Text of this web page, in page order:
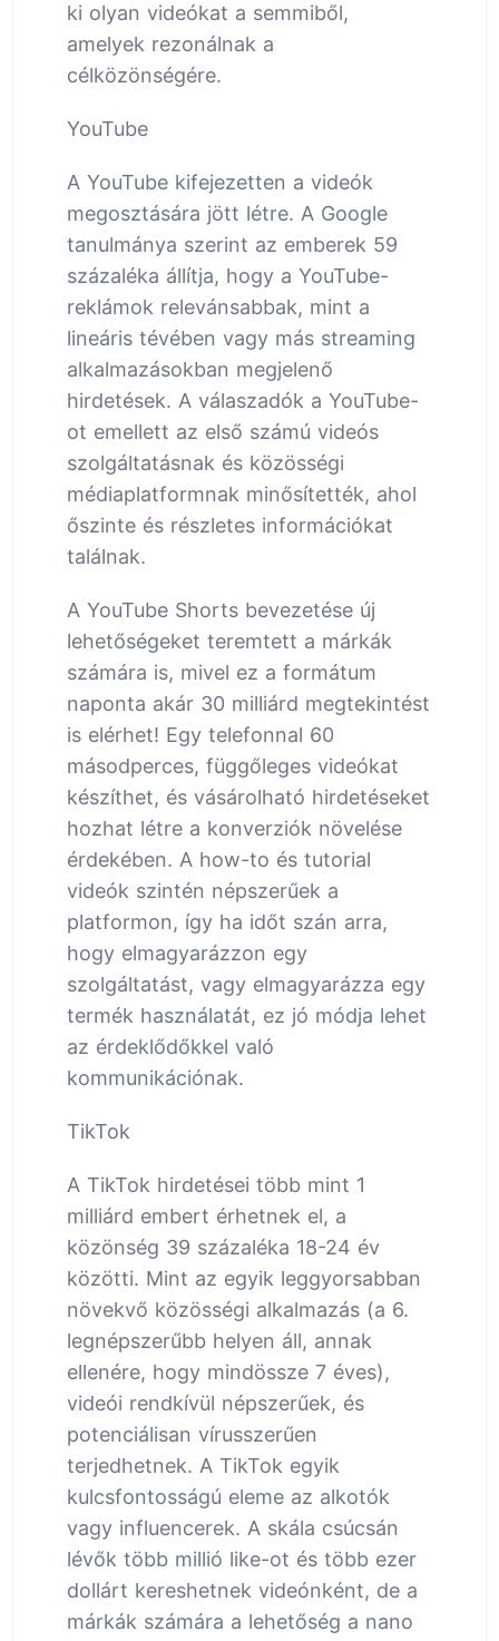
ki olyan videókat a semmiből,
amelyek rezonálnak a
célközönségére.
YouTube
A YouTube kifejezetten a videók
megosztására jött létre. A Google
tanulmánya szerint az emberek 59
százaléka állítja, hogy a YouTube-
reklámok relevánsabbak, mint a
lineáris tévében vagy más streaming
alkalmazásokban megjelenő
hirdetések. A válaszadók a YouTube-
ot emellett az első számú videós
szolgáltatásnak és közösségi
médiaplatformnak minősítették, ahol
őszinte és részletes információkat
találnak.
A YouTube Shorts bevezetése új
lehetőségeket teremtett a márkák
számára is, mivel ez a formátum
naponta akár 30 milliárd megtekintést
is elérhet! Egy telefonnal 60
másodperces, függőleges videókat
készíthet, és vásárolható hirdetéseket
hozhat létre a konverziók növelése
érdekében. A how-to és tutorial
videók szintén népszerűek a
platformon, így ha időt szán arra,
hogy elmagyarázzon egy
szolgáltatást, vagy elmagyarázza egy
termék használatát, ez jó módja lehet
az érdeklődőkkel való
kommunikációnak.
TikTok
A TikTok hirdetései több mint 1
milliárd embert érhetnek el, a
közönség 39 százaléka 18-24 év
közötti. Mint az egyik leggyorsabban
növekvő közösségi alkalmazás (a 6.
legnépszerűbb helyen áll, annak
ellenére, hogy mindössze 7 éves),
videói rendkívül népszerűek, és
potenciálisan vírusszerűen
terjedhetnek. A TikTok egyik
kulcsfontosságú eleme az alkotók
vagy influencerek. A skála csúcsán
lévők több millió like-ot és több ezer
dollárt kereshetnek videónként, de a
márkák számára a lehetőség a nano